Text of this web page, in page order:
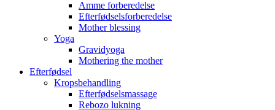
Amme forberedelse
Efterfødselsforberedelse
Mother blessing
Yoga
Gravidyoga
Mothering the mother
Efterfødsel
Kropsbehandling
Efterfødselsmassage
Rebozo lukning